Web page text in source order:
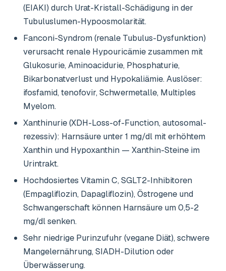
(EIAKI) durch Urat-Kristall-Schädigung in der
Tubuluslumen-Hypoosmolarität.
Fanconi-Syndrom (renale Tubulus-Dysfunktion)
verursacht renale Hypouricämie zusammen mit
Glukosurie, Aminoacidurie, Phosphaturie,
Bikarbonatverlust und Hypokaliämie. Auslöser:
ifosfamid, tenofovir, Schwermetalle, Multiples
Myelom.
Xanthinurie (XDH-Loss-of-Function, autosomal-
rezessiv): Harnsäure unter 1 mg/dl mit erhöhtem
Xanthin und Hypoxanthin — Xanthin-Steine im
Urintrakt.
Hochdosiertes Vitamin C, SGLT2-Inhibitoren
(Empagliflozin, Dapagliflozin), Östrogene und
Schwangerschaft können Harnsäure um 0,5-2
mg/dl senken.
Sehr niedrige Purinzufuhr (vegane Diät), schwere
Mangelernährung, SIADH-Dilution oder
Überwässerung.